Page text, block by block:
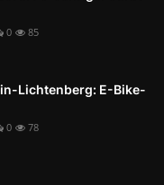
0 85
Lichtenberg: E-Bike-
0 78